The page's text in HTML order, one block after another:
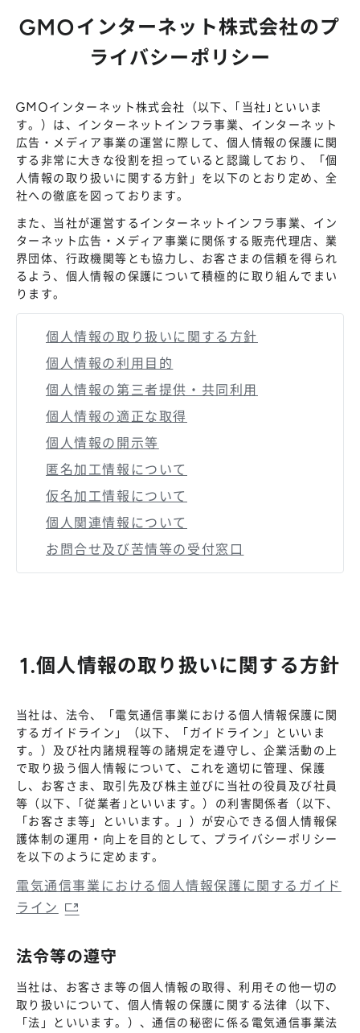
GMOインターネット株式会社のプ
ライバシーポリシー
GMOインターネット株式会社（以下、｢当社｣といいま
す。）は、インターネットインフラ事業、インターネット
広告・メディア事業の運営に際して、個人情報の保護に関
する非常に大きな役割を担っていると認識しており、「個
人情報の取り扱いに関する方針」を以下のとおり定め、全
社への徹底を図っております。
また、当社が運営するインターネットインフラ事業、イン
ターネット広告・メディア事業に関係する販売代理店、業
界団体、行政機関等とも協力し、お客さまの信頼を得られ
るよう、個人情報の保護について積極的に取り組んでまい
ります。
個人情報の取り扱いに関する方針
個人情報の利用目的
個人情報の第三者提供・共同利用
個人情報の適正な取得
個人情報の開示等
匿名加工情報について
仮名加工情報について
個人関連情報について
お問合せ及び苦情等の受付窓口
1.個人情報の取り扱いに関する方針
当社は、法令、「電気通信事業における個人情報保護に関
するガイドライン」（以下、「ガイドライン」といいま
す。）及び社内諸規程等の諸規定を遵守し、企業活動の上
で取り扱う個人情報について、これを適切に管理、保護
し、お客さま、取引先及び株主並びに当社の役員及び社員
等（以下、｢従業者｣といいます。）の利害関係者（以下、
「お客さま等」といいます。」）が安心できる個人情報保
護体制の運用・向上を目的として、プライバシーポリシー
を以下のように定めます。
電気通信事業における個人情報保護に関するガイド
ライン
法令等の遵守
当社は、お客さま等の個人情報の取得、利用その他一切の
取り扱いについて、個人情報の保護に関する法律（以下、
「法」といいます。）、通信の秘密に係る電気通信事業法